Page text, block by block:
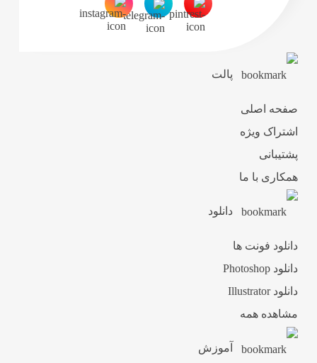
پالت
صفحه اصلی
اشتراک ویژه
پشتیبانی
همکاری با ما
دانلود
دانلود فونت ها
دانلود Photoshop
دانلود Illustrator
مشاهده همه
آموزش